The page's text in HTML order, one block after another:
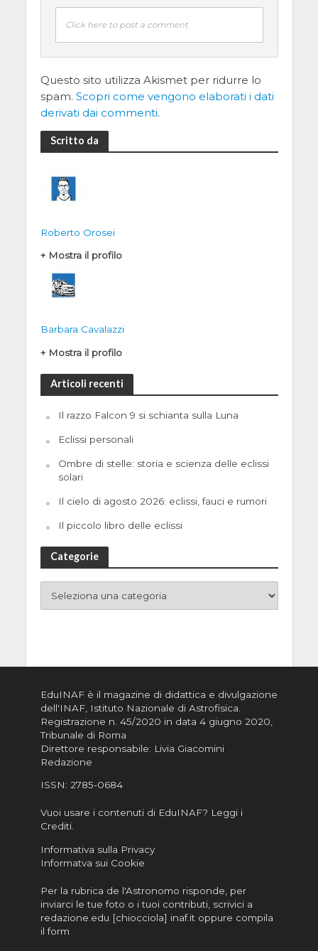
Click here to post a comment
Questo sito utilizza Akismet per ridurre lo
spam. Scopri come vengono elaborati i dati
derivati dai commenti.
Scritto da
Roberto Orosei
+ Mostra il profilo
Barbara Cavalazzi
+ Mostra il profilo
Articoli recenti
Il razzo Falcon 9 si schianta sulla Luna
Eclissi personali
Ombre di stelle: storia e scienza delle eclissi
solari
Il cielo di agosto 2026: eclissi, fauci e rumori
Il piccolo libro delle eclissi
Categorie
EduINAF è il magazine di didattica e divulgazione
dell'INAF, Istituto Nazionale di Astrofisica
Registrazione n. 45/2020 in data 4 giugno 2020,
Tribunale di Roma
Direttore responsabile: Livia Giacomini
Redazione
ISSN: 2785-0684
Vuoi usare i contenuti di EduINAF? Leggi i
Crediti.
Informativa sulla Privacy
Informatva sui Cookie
Per la rubrica de l'Astronomo risponde, per
inviarci le tue foto o i tuoi contributi, scrivici a
redazione.edu [chiocciola] inaf.it oppure compila
il form